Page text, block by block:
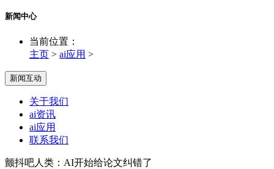
新闻中心
当前位置：
主页 > ai应用 >
新闻互动
关于我们
ai资讯
ai应用
联系我们
颤抖吧人类：AI开始给论文纠错了